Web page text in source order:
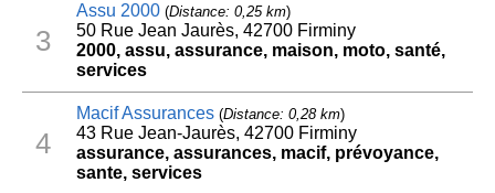
3
Assu 2000(Distance: 0,25 km)
50 Rue Jean Jaurès, 42700 Firminy
2000, assu, assurance, maison, moto, santé,
services
4
Macif Assurances(Distance: 0,28 km)
43 Rue Jean-Jaurès, 42700 Firminy
assurance, assurances, macif, prévoyance,
sante, services